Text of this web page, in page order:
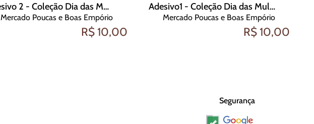
Adesivo 2 - Coleção Dia das Mulheres
Mercado Poucas e Boas Empório
R$ 10,00
Adesivo1 - Coleção Dia das Mulheres
Mercado Poucas e Boas Empório
R$ 10,00
Segurança